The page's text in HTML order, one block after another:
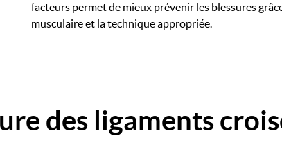
facteurs permet de mieux prévenir les blessures
musculaire et la technique appropriée.
des ligaments